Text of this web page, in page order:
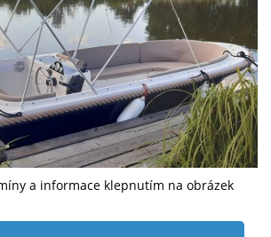
a informace klepnutím na obrázek